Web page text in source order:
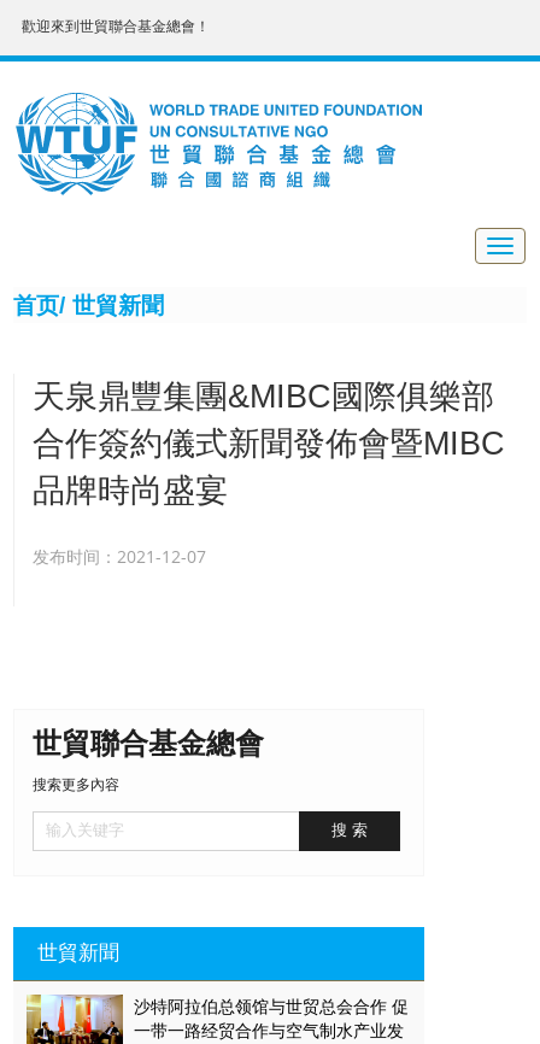
歡迎來到世貿聯合基金總會！
首页/ 世貿新聞
天泉鼎豐集團&MIBC國際俱樂部
合作簽約儀式新聞發佈會暨MIBC
品牌時尚盛宴
发布时间：2021-12-07
世貿聯合基金總會
搜索更多內容
世貿新聞
沙特阿拉伯总领馆与世贸总会合作 促
一带一路经贸合作与空气制水产业发